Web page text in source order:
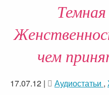
чем
17.07.12 | Аудиостатьи ,